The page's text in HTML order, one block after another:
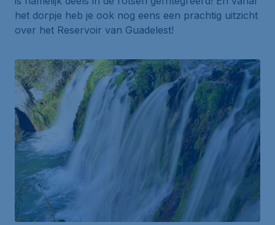
het dorpje heb je ook nog eens een prachtig uitzicht
over het Reservoir van Guadelest!